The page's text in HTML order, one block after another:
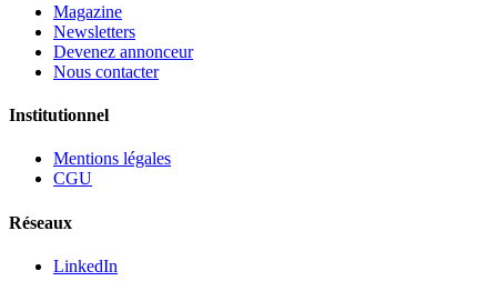
Magazine
Newsletters
Devenez annonceur
Nous contacter
Institutionnel
Mentions légales
CGU
Réseaux
LinkedIn